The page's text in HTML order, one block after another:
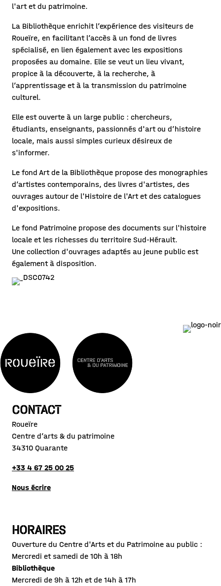
l'art et du patrimoine.
La Bibliothèque enrichit l’expérience des visiteurs de
Roueïre, en facilitant l’accès à un fond de livres
spécialisé, en lien également avec les expositions
proposées au domaine. Elle se veut un lieu vivant,
propice à la découverte, à la recherche, à
l’apprentissage et à la transmission du patrimoine
culturel.
Elle est ouverte à un large public : chercheurs,
étudiants, enseignants, passionnés d'art ou d’histoire
locale, mais aussi simples curieux désireux de
s'informer.
Le fond Art de la Bibliothèque propose des monographies
d’artistes contemporains, des livres d'artistes, des
ouvrages autour de l'Histoire de l'Art et des catalogues
d'expositions.
Le fond Patrimoine propose des documents sur l'histoire
locale et les richesses du territoire Sud-Hérault.
Une collection d'ouvrages adaptés au jeune public est
également à disposition.
CONTACT
Roueïre
Centre d’arts & du patrimoine
34310 Quarante
+33 4 67 25 00 25
Nous écrire
HORAIRES
Ouverture du Centre d'Arts et du Patrimoine au public :
Mercredi et samedi de 10h à 18h
Bibliothèque
Mercredi de 9h à 12h et de 14h à 17h